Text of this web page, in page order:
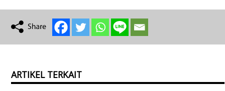
ARTIKEL TERKAIT